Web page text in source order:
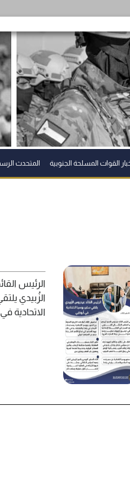
القوات المسلحة الجنوبية المتحدث
الرئيس
الزُبيدي
الاتحادية
شرطة كريتر